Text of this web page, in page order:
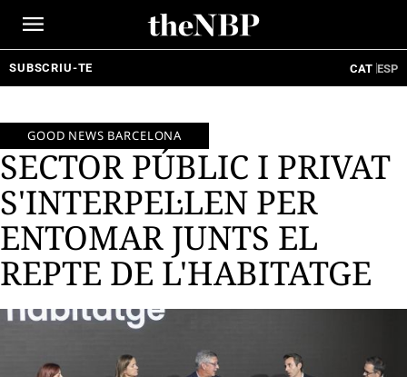
SUBSCRIU-TE CAT ESP
GOOD NEWS BARCELONA
SECTOR PÚBLIC I PRIVAT
S'INTERPEL·LEN PER
ENTOMAR JUNTS EL
REPTE DE L'HABITATGE